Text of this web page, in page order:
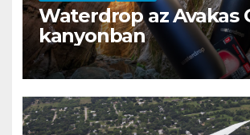
Waterdrop az Avakas
kanyonban